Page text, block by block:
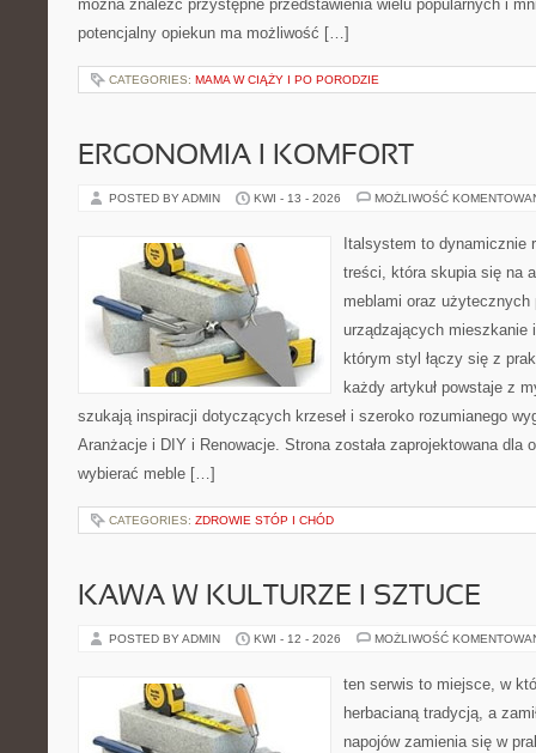
można znaleźć przystępne przedstawienia wielu popularnych i
potencjalny opiekun ma możliwość […]
CATEGORIES: MAMA W CIĄŻY I PO PORODZIE
ERGONOMIA I KOMFORT
POSTED BY ADMIN KWI - 13 - 2026 MOŻLIWOŚĆ
Italsystem to dynamicznie
treści, która skupia się na
meblami oraz użytecznych
urządzających mieszkanie
którym styl łączy się z
każdy artykuł powstaje z
szukają inspiracji dotyczących krzeseł i szeroko rozumianego
Aranżacje i DIY i Renowacje. Strona została zaprojektowana dla
wybierać meble […]
CATEGORIES: ZDROWIE STÓP I CHÓD
KAWA W KULTURZE I SZTUCE
POSTED BY ADMIN KWI - 12 - 2026 MOŻLIWOŚĆ
ten serwis to miejsce, w
herbacianą tradycją, a
napojów zamienia się w